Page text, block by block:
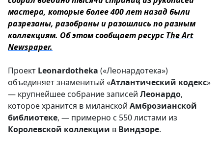
мастера, которые более 400 лет назад были
разрезаны, разобраны и разошлись по разным
коллекциям. Об этом сообщает ресурс The Art
Newspaper.
Проект Leonardotheka («Леонардотека»)
объединяет знаменитый «Атлантический кодекс»
— крупнейшее собрание записей Леонардо,
которое хранится в миланской Амброзианской
библиотеке, — примерно с 550 листами из
Королевской коллекции в Виндзоре.